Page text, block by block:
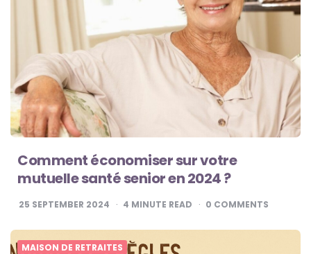
Comment économiser sur votre
mutuelle santé senior en 2024 ?
25 SEPTEMBER 2024 4 MINUTE READ 0 COMMENTS
MAISON DE RETRAITES